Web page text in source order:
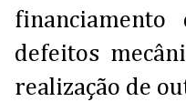
financiamento
defeitos
realização de